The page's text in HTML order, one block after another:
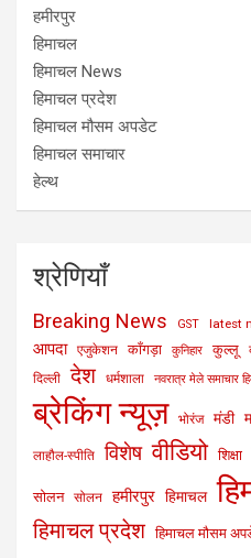
हमीरपुर
हिमाचल
हिमाचल News
हिमाचल प्रदेश
हिमाचल मौसम अपडेट
हिमाचल समाचार
हेल्थ
श्रेणियाँ
Breaking News GST latest
आपदा एजुकेशन काँगड़ा कुनिहार कुल्लू
दिल्ली
देश धर्मशाला नवरात्र मेले समाचार
ब्रेकिंग न्यूज़ भोरंज मंडी
लाहौल-स्पीति विशेष वीडियो शिक्षा
सोलन सोलन हमीरपुर हिमाचल
हिमाचल प्रदेश हिमाचल मौसम